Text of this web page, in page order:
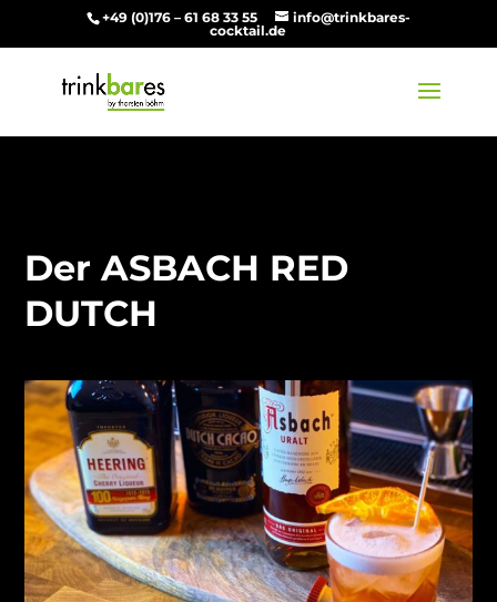
+49 (0)176 – 61 68 33 55
info@trinkbares-
cocktail.de
Der ASBACH RED
DUTCH